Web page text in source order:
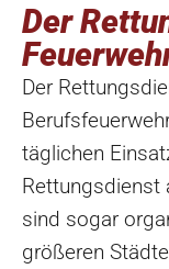
Der
Der
täglichen
Rettungsdienst
sind sogar
größeren